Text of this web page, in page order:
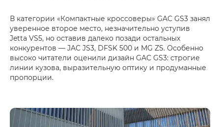
В категории «Компактные кроссоверы» GAC GS3 занял
уверенное второе место, незначительно уступив
Jetta VS5, но оставив далеко позади остальных
конкурентов — JAC JS3, DFSK 500 и MG ZS. Особенно
высоко читатели оценили дизайн GAC GS3: строгие
линии кузова, выразительную оптику и продуманные
пропорции.